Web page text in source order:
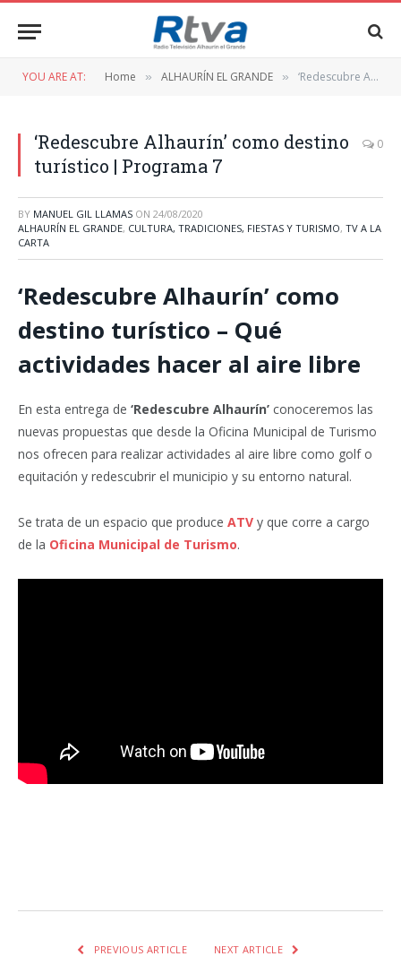
YOU ARE AT: Home » ALHAURÍN EL GRANDE » ‘Redescubre Alhaurín’ como destino turístico | Programa 7
‘Redescubre Alhaurín’ como destino
turístico | Programa 7
0
BY MANUEL GIL LLAMAS ON 24/08/2020
ALHAURÍN EL GRANDE, CULTURA, TRADICIONES, FIESTAS Y TURISMO, TV A LA
CARTA
‘Redescubre Alhaurín’ como
destino turístico – Qué
actividades hacer al aire libre
En esta entrega de ‘Redescubre Alhaurín’ conoceremos las
nuevas propuestas que desde la Oficina Municipal de Turismo
nos ofrecen para realizar actividades al aire libre como golf o
equitación y redescubrir el municipio y su entorno natural.
Se trata de un espacio que produce ATV y que corre a cargo
de la Oficina Municipal de Turismo.
PREVIOUS ARTICLE NEXT ARTICLE